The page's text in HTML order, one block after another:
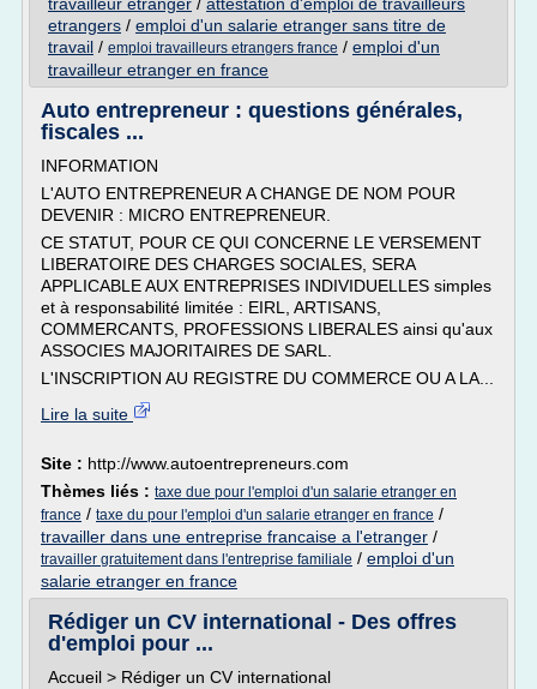
etrangers / emploi d'un salarie etranger sans titre de
travail / emploi travailleurs etrangers france / emploi d'un
travailleur etranger en france
Auto entrepreneur : questions générales,
fiscales ...
INFORMATION
L'AUTO ENTREPRENEUR A CHANGE DE NOM POUR
DEVENIR : MICRO ENTREPRENEUR.
CE STATUT, POUR CE QUI CONCERNE LE VERSEMENT
LIBERATOIRE DES CHARGES SOCIALES, SERA
APPLICABLE AUX ENTREPRISES INDIVIDUELLES simples
et à responsabilité limitée : EIRL, ARTISANS,
COMMERCANTS, PROFESSIONS LIBERALES ainsi qu'aux
ASSOCIES MAJORITAIRES DE SARL.
L'INSCRIPTION AU REGISTRE DU COMMERCE OU A LA...
Lire la suite
Site : http://www.autoentrepreneurs.com
Thèmes liés : taxe due pour l'emploi d'un salarie etranger en
france / taxe du pour l'emploi d'un salarie etranger en france /
travailler dans une entreprise francaise a l'etranger /
travailler gratuitement dans l'entreprise familiale / emploi d'un
salarie etranger en france
Rédiger un CV international - Des offres
d'emploi pour ...
Accueil > Rédiger un CV international